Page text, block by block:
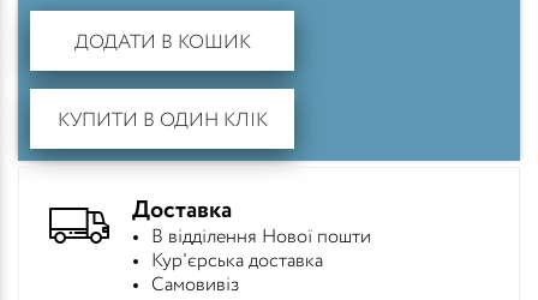
ДОДАТИ В КОШИК
КУПИТИ В ОДИН КЛІК
Доставка
В відділення Нової пошти
Кур'єрська доставка
Самовивіз